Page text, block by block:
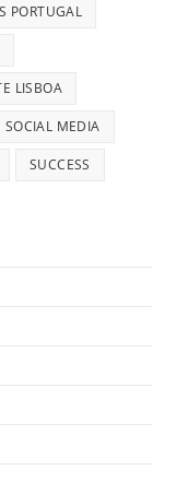
PORTUGAL
LISBOA
SOCIAL MEDIA
SUCCESS